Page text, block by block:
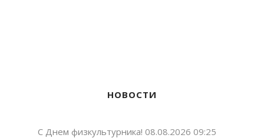
НОВОСТИ
С Днем физкультурника! 08.08.2026 09:25